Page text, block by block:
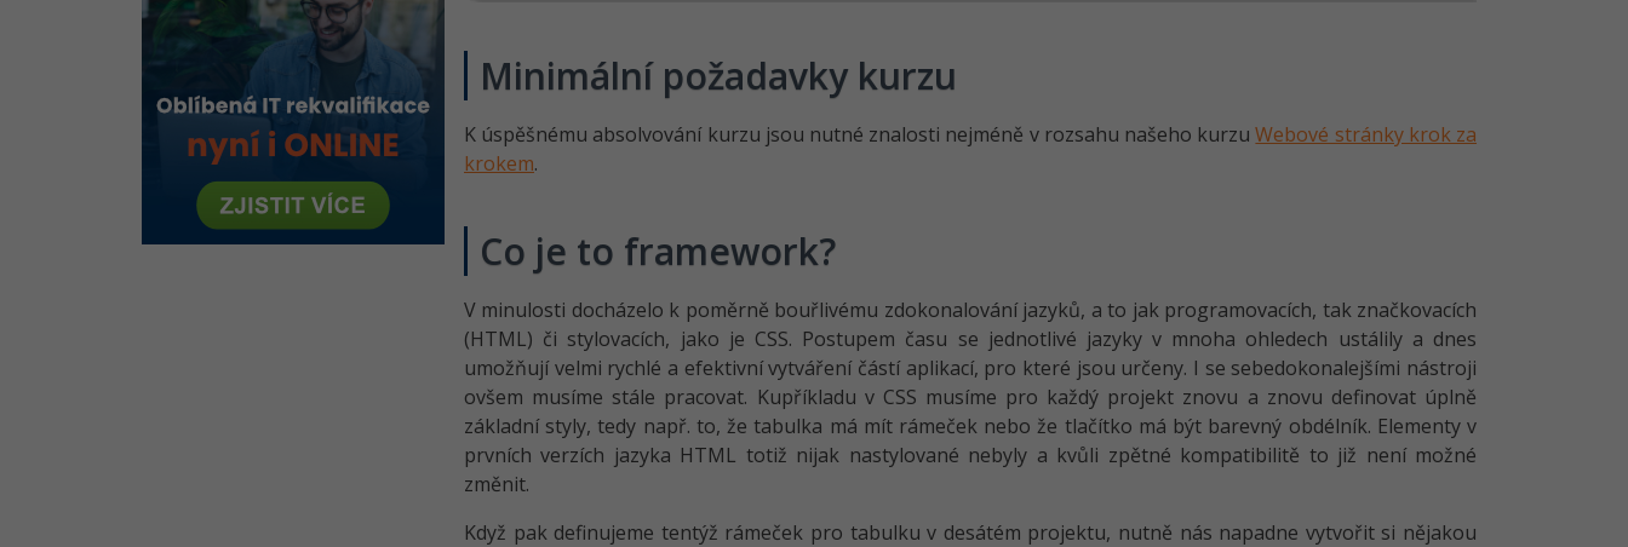
Bootstrap - Karty
Bootstrap - Carousely a
Řešené úlohy ke 13.-14. lekci
Bootstrap CSS frameworku
Bootstrap - Collapse a
Accordion
Bootstrap - Dropdowny
Minimální požadavky kurzu
K úspěšnému absolvování kurzu jsou nutné znalosti nejméně v rozsahu našeho kurzuWebové stránky krok za
krokem.
Co je to framework?
V minulosti docházelo k poměrně bouřlivému zdokonalování jazyků, a to jak programovacích, tak značkovacích
(HTML) či stylovacích, jako je CSS. Postupem času se jednotlivé jazyky v mnoha ohledech ustálily a dnes
umožňují velmi rychlé a efektivní vytváření částí aplikací, pro které jsou určeny. I se sebedokonalejšími nástroji
ovšem musíme stále pracovat. Kupříkladu v CSS musíme pro každý projekt znovu a znovu definovat úplně
základní styly, tedy např. to, že tabulka má mít rámeček nebo že tlačítko má být barevný obdélník. Elementy v
prvních verzích jazyka HTML totiž nijak nastylované nebyly a kvůli zpětné kompatibilitě to již není možné
změnit.
Když pak definujeme tentýž rámeček pro tabulku v desátém projektu, nutně nás napadne vytvořit si nějakou